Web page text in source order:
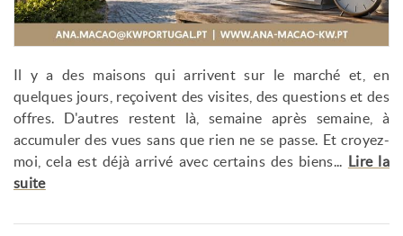
Il y a des maisons qui arrivent sur le marché et, en
quelques jours, reçoivent des visites, des questions et des
offres. D'autres restent là, semaine après semaine, à
accumuler des vues sans que rien ne se passe. Et croyez-
moi, cela est déjà arrivé avec certains des biens... Lire la
suite